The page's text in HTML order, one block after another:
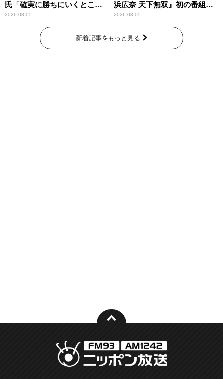
氏「確実に勝ちにいくとこ
ろ」
2026.08.05
浜広奈 天下無双』初の番組グ
ッズ発売
2026.08.05
新着記事をもっと見る